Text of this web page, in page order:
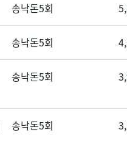
송낙돈5회
송낙돈5회
송낙돈5회
송낙돈5회